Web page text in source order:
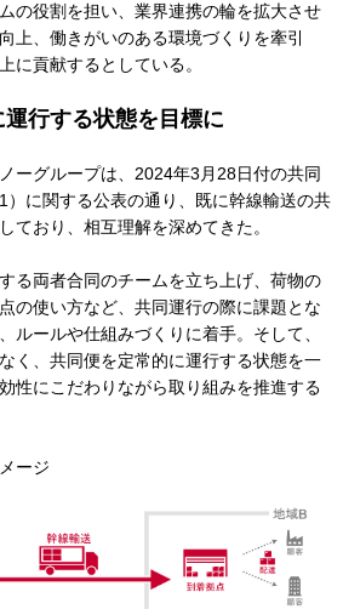
の役割を担い、業界連携の輪を拡大させ
上、働きがいのある環境づくりを牽引
に貢献するとしている。
行する状態を目標に
ーグループは、2024年3月28日付の共同
に関する公表の通り、既に幹線輸送の共
ており、相互理解を深めてきた。
る両者合同のチームを立ち上げ、荷物の
の使い方など、共同運行の際に課題とな
ルールや仕組みづくりに着手。そして、
く、共同便を定常的に運行する状態を一
性にこだわりながら取り組みを推進する
ージ